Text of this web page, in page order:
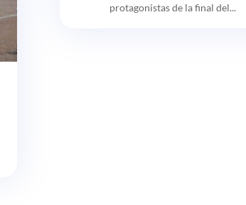
protagonistas de la final del...